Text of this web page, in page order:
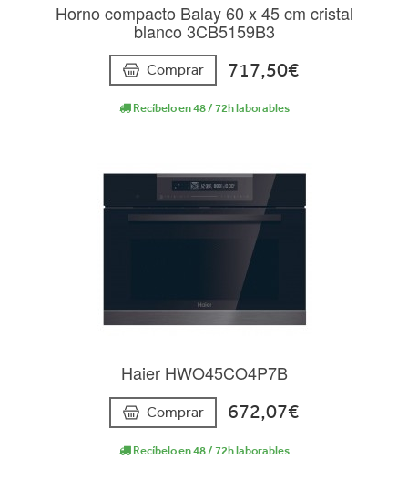
Horno compacto Balay 60 x 45 cm cristal
blanco 3CB5159B3
Comprar 717,50€
Recíbelo en 48 / 72h laborables
Haier HWO45CO4P7B
Comprar 672,07€
Recíbelo en 48 / 72h laborables